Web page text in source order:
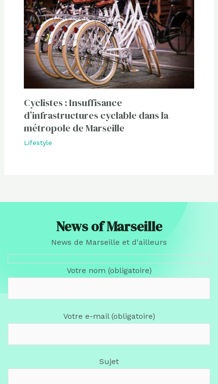
Cyclistes : Insuffisance
d’infrastructures cyclable dans la
métropole de Marseille
Lifestyle
News of Marseille
News de Marseille et d'ailleurs
Votre nom (obligatoire)
Votre e-mail (obligatoire)
Sujet